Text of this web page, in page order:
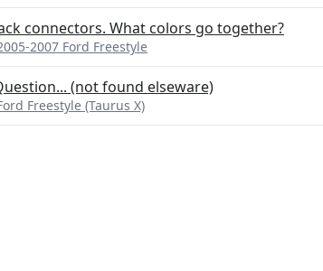
connectors. What colors go together?
2007 Ford Freestyle
(not found elseware)
Freestyle (Taurus X)